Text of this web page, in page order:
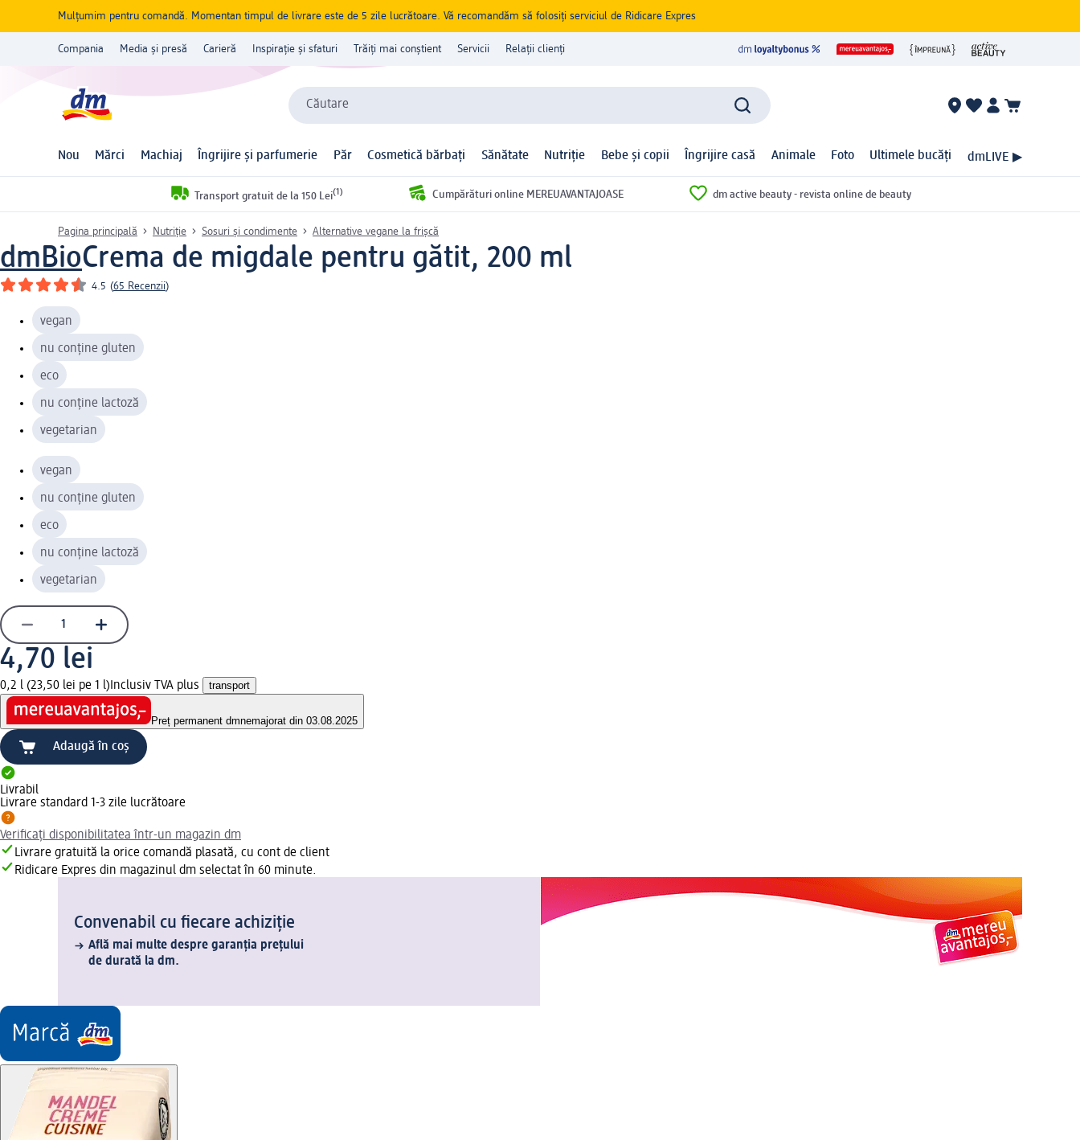
Mulțumim pentru comandă. Momentan timpul de livrare este de 5 zile lucrătoare. Vă recomandăm să folosiți serviciul de Ridicare Expres
Compania Media și presă Carieră Inspirație și sfaturi Trăiți mai conștient Servicii Relații clienți
Căutare
Nou Mărci Machiaj Îngrijire și parfumerie Păr Cosmetică bărbați Sănătate Nutriție Bebe și copii Îngrijire casă Animale Foto Ultimele bucăți dmLIVE ▶
Transport gratuit de la 150 Lei(1) Cumpărături online MEREUAVANTAJOASE dm active beauty - revista online de beauty
Pagina principală Nutriție Sosuri și condimente Alternative vegane la frișcă
dmBioCrema de migdale pentru gătit, 200 ml
4.5 (65 Recenzii)
vegan
nu conține gluten
eco
nu conține lactoză
vegetarian
vegan
nu conține gluten
eco
nu conține lactoză
vegetarian
4,70 lei
0,2 l (23,50 lei pe 1 l) Inclusiv TVA plus transport
Preț permanent dmnemajorat din 03.08.2025
Adaugă în coș
Livrabil
Livrare standard 1-3 zile lucrătoare
Verificați disponibilitatea într-un magazin dm
Livrare gratuită la orice comandă plasată, cu cont de client
Ridicare Expres din magazinul dm selectat în 60 minute.
Convenabil cu fiecare achiziție
Află mai multe despre garanția prețului
de durată la dm.